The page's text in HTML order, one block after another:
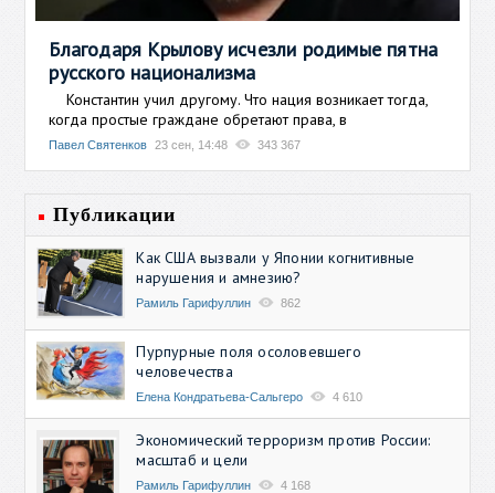
Благодаря Крылову исчезли родимые пятна
русского национализма
Константин учил другому. Что нация возникает тогда,
когда простые граждане обретают права, в
Павел Святенков 23 сен, 14:48 343 367
Публикации
Как США вызвали у Японии когнитивные
нарушения и амнезию?
Рамиль Гарифуллин 862
Пурпурные поля осоловевшего
человечества
Елена Кондратьева-Сальгеро 4 610
Экономический терроризм против России:
масштаб и цели
Рамиль Гарифуллин 4 168